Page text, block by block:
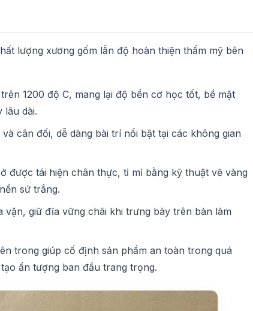
lượng xương gốm lẫn độ hoàn thiện thẩm mỹ bên
1200 độ C, mang lại độ bền cơ học tốt, bề mặt
lâu dài.
cân đối, dễ dàng bài trí nổi bật tại các không gian
được tái hiện chân thực, tỉ mỉ bằng kỹ thuật vẽ vàng
sứ trắng.
vặn, giữ đĩa vững chãi khi trưng bày trên bàn làm
trong giúp cố định sản phẩm an toàn trong quá
ấn tượng ban đầu trang trọng.